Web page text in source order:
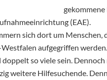
(EAE).
sich dort um Menschen,
aufgegriffen
doppelt so viele sein.
weitere Hilfesuchende.